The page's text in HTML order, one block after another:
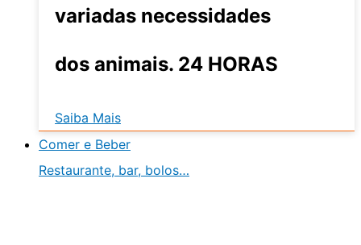
variadas necessidades
dos animais. 24 HORAS
Saiba Mais
Comer e Beber
Restaurante, bar, bolos…